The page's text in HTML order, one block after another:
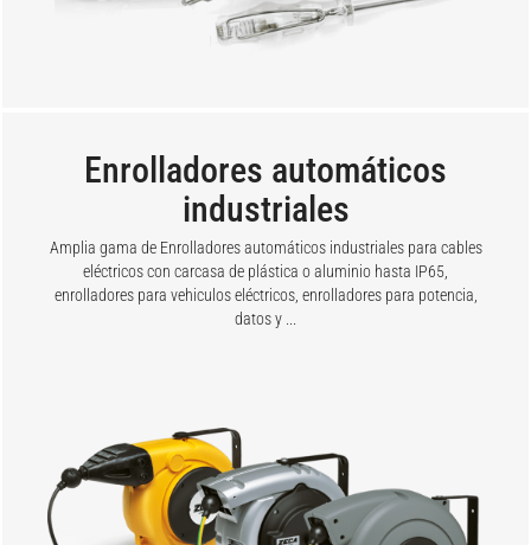
Enrolladores automáticos
industriales
Amplia gama de Enrolladores automáticos industriales para cables
eléctricos con carcasa de plástica o aluminio hasta IP65,
enrolladores para vehiculos eléctricos, enrolladores para potencia,
datos y ...